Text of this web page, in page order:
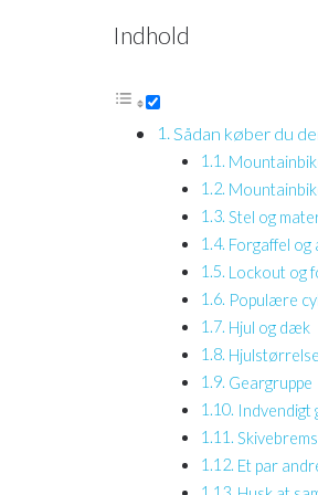
Indhold
Sådan køber du
Stel og
Forgaffel og
Lockout og
Populære
Hjul og dæk
Geargruppe
Indvendigt
Et par